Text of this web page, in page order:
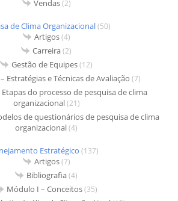
Vendas(2)
de Clima Organizacional(50)
Artigos(4)
Carreira(2)
Gestão de Equipes(12)
Estratégias e Técnicas de Avaliação (7)
do processo de pesquisa de clima
organizacional(21)
de questionários de pesquisa de clima
organizacional(4)
Estratégico (137)
Artigos(7)
Bibliografia(4)
Módulo I – Conceitos(35)